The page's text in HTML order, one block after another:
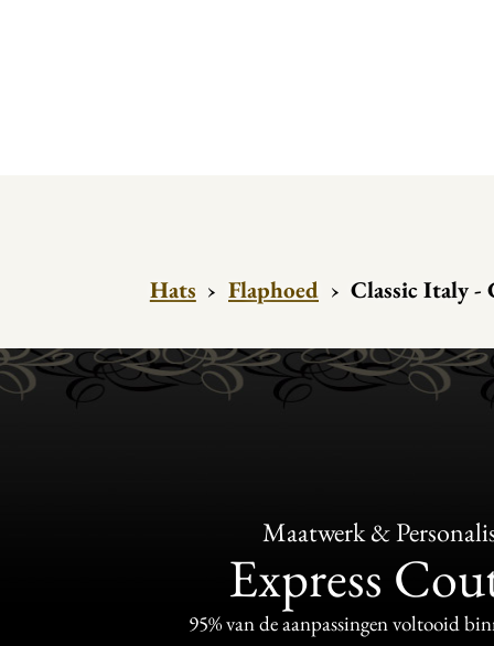
Hats › Flaphoed › Classic Italy -
Maatwerk &
Express
95% van de aanpassingen voltooid